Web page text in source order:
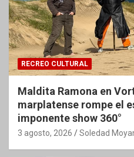
RECREO CULTURAL
Maldita Ramona en
marplatense rompe el
imponente show 360°
3 agosto, 2026 Soledad